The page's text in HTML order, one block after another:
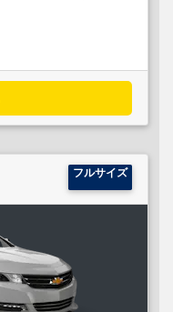
フルサイズ